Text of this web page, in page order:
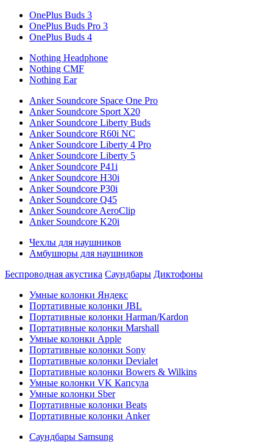
OnePlus Buds 3
OnePlus Buds Pro 3
OnePlus Buds 4
Nothing Headphone
Nothing CMF
Nothing Ear
Anker Soundcore Space One Pro
Anker Soundcore Sport X20
Anker Soundcore Liberty Buds
Anker Soundcore R60i NC
Anker Soundcore Liberty 4 Pro
Anker Soundcore Liberty 5
Anker Soundcore P41i
Anker Soundcore H30i
Anker Soundcore P30i
Anker Soundcore Q45
Anker Soundcore AeroClip
Anker Soundcore K20i
Чехлы для наушников
Амбушюры для наушников
Беспроводная акустика Саундбары Диктофоны
Умные колонки Яндекс
Портативные колонки JBL
Портативные колонки Harman/Kardon
Портативные колонки Marshall
Умные колонки Apple
Портативные колонки Sony
Портативные колонки Devialet
Портативные колонки Bowers & Wilkins
Умные колонки VK Капсула
Умные колонки Sber
Портативные колонки Beats
Портативные колонки Anker
Саундбары Samsung